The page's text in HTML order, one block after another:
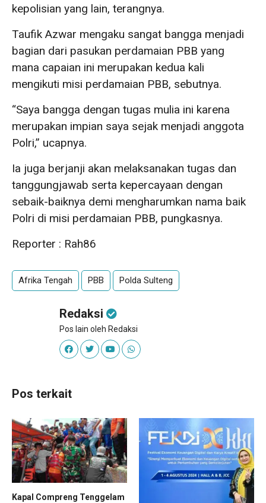
kepolisian yang lain, terangnya.
Taufik Azwar mengaku sangat bangga menjadi
bagian dari pasukan perdamaian PBB yang
mana capaian ini merupakan kedua kali
mengikuti misi perdamaian PBB, sebutnya.
“Saya bangga dengan tugas mulia ini karena
merupakan impian saya sejak menjadi anggota
Polri,” ucapnya.
Ia juga berjanji akan melaksanakan tugas dan
tanggungjawab serta kepercayaan dengan
sebaik-baiknya demi mengharumkan nama baik
Polri di misi perdamaian PBB, pungkasnya.
Reporter : Rah86
Afrika Tengah PBB Polda Sulteng
Redaksi
Pos lain oleh Redaksi
Pos terkait
Kapal Compreng Tenggelam